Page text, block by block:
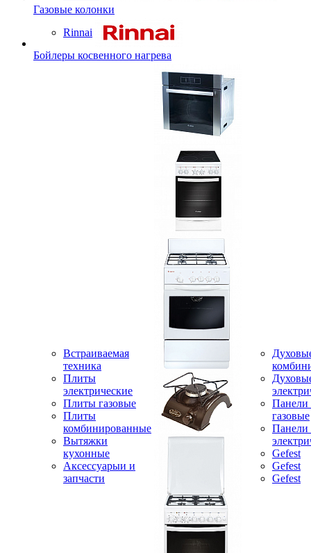
Газовые колонки
Rinnai
Бойлеры косвенного нагрева
Встраиваемая
техника
Плиты
электрические
Плиты газовые
Плиты
комбинированные
Вытяжки
кухонные
Аксессуарыи и
запчасти
Панели
газовые
Панели
Gefest
Gefest
Gefest